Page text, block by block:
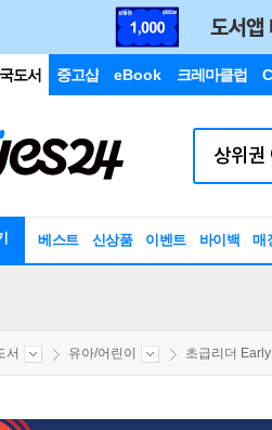
도서 중고샵 eBook 크레마클럽
베스트 신상품 이벤트 바이백 매
서 유아/어린이 초급리더